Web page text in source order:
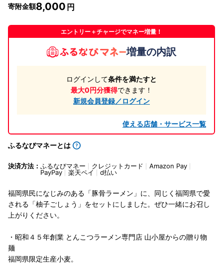
寄附金額8,000
エントリー＋チャージでマネー増量！
増量の内訳
ログインして条件を満たすと
最大0円分獲得できます！
新規会員登録／ログイン
使える店舗・サービス一覧
ふるなびマネーとは
決済方法： ふるなびマネー クレジットカード
Amazon Pay
PayPay
楽天ペイ d払い
福岡県民になじみのある「豚骨ラーメン」に、同じく福岡県で愛
される「柚子ごしょう」をセットにしました。ぜひ一緒にお召し
上がりください。
・昭和４５年創業 とんこつラーメン専門店 山小屋からの贈り物
麺
福岡県限定生産小麦。